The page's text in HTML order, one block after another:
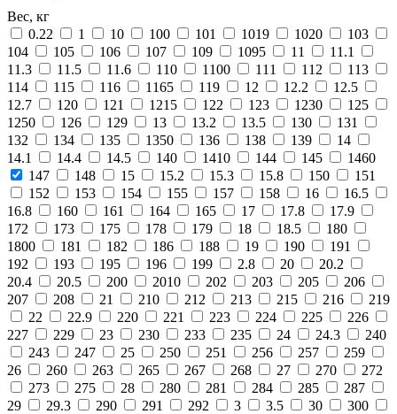
Вес, кг
0.22
1 10 100 101 1019 1020
103
104
105 106 107 109 1095 11
11.1
11.3
11.5 11.6 110 1100 111 112
113
114
115 116 1165 119 12 12.2
12.5
12.7
120 121 1215 122 123 1230
125
1250
126 129 13 13.2 13.5 130
131
132
134 135 1350 136 138 139
14
14.1
14.4 14.5 140 1410 144 145
1460
147
148 15 15.2 15.3 15.8 150
151
152
153 154 155 157 158 16
16.5
16.8
160 161 164 165 17 17.8
17.9
172
173 175 178 179 18 18.5
180
1800
181 182 186 188 19 190
191
192
193 195 196 199 2.8 20
20.2
20.4
20.5 200 2010 202 203 205
206
207
208 21 210 212 213 215 216
219
22
22.9 220 221 223 224 225
226
227
229 23 230 233 235 24 24.3
240
243
247 25 250 251 256 257
259
26
260 263 265 267 268 27 270
272
273
275 28 280 281 284 285
287
29
29.3 290 291 292 3 3.5 30
300